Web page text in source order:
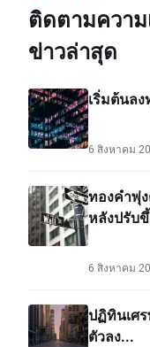
ติดตามควา
ข่าวล่าสุด
เริ่มต้นล
6 สิงหาคม
ทองคำพุ่
หลังปรับ
6 สิงหาคม
ปฏิทินเศ
ตัวลง...